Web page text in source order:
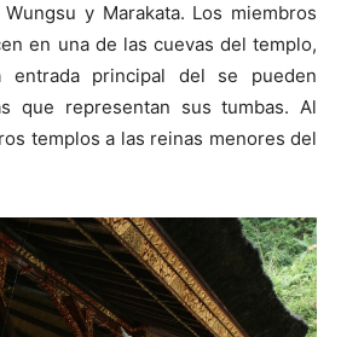
y Marakata. Los miembros
en una de las cuevas del templo,
principal del se pueden
que representan sus tumbas. Al
templos a las reinas menores del